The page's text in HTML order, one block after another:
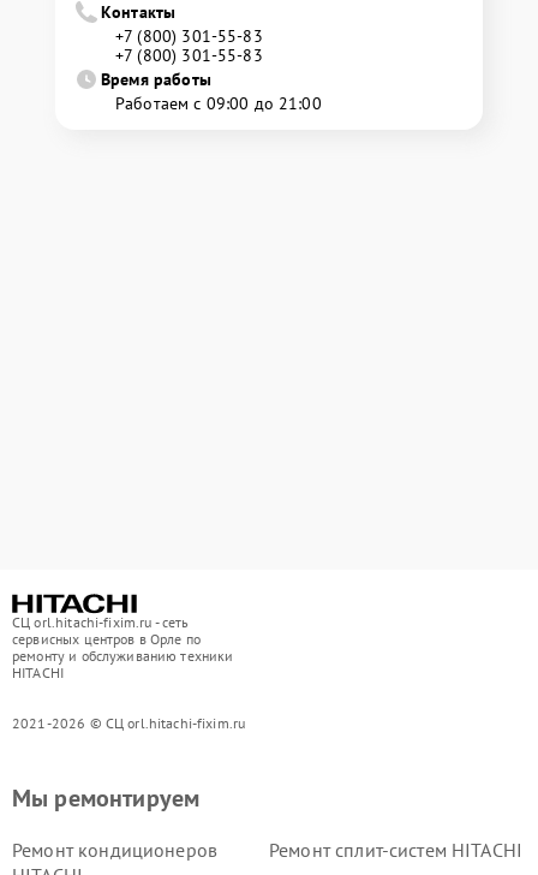
Контакты
+7 (800) 301-55-83
+7 (800) 301-55-83
Время работы
Работаем с 09:00 до 21:00
СЦ orl.hitachi-fixim.ru - сеть
сервисных центров в Орле по
ремонту и обслуживанию техники
HITACHI
2021-2026 © СЦ orl.hitachi-fixim.ru
Мы ремонтируем
Ремонт кондиционеров
Ремонт сплит-систем HITACHI